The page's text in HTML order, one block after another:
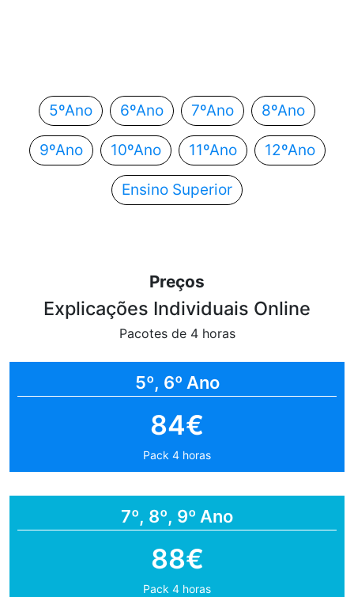
5ºAno 6ºAno 7ºAno 8ºAno
9ºAno 10ºAno 11ºAno 12ºAno
Ensino Superior
Preços
Explicações Individuais Online
Pacotes de 4 horas
5º, 6º Ano
84€
Pack 4 horas
7º, 8º, 9º Ano
88€
Pack 4 horas